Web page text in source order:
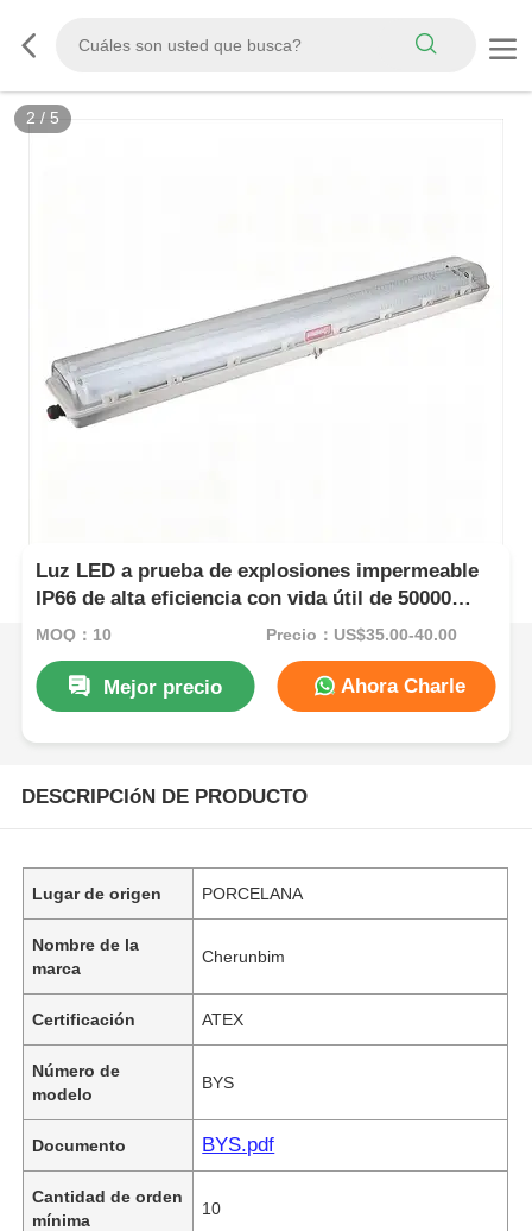
2 / 5
Luz LED a prueba de explosiones impermeable
IP66 de alta eficiencia con vida útil de 50000
horas y diseño resistente a la corrosión
MOQ：10 Precio：US$35.00-40.00
Mejor precio Ahora Charle
DESCRIPCIóN DE PRODUCTO
Lugar de origen PORCELANA
Nombre de la
marca
Cherunbim
Certificación ATEX
Número de
modelo
BYS
Documento BYS.pdf
Cantidad de orden
mínima
10